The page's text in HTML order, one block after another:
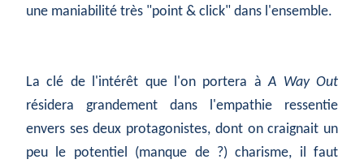
une maniabilité très "point & click" dans l'ensemble.
La clé de l'intérêt que l'on portera àA Way Out
résidera grandement dans l'empathie ressentie
envers ses deux protagonistes, dont on craignait un
peu le potentiel (manque de ?) charisme, il faut